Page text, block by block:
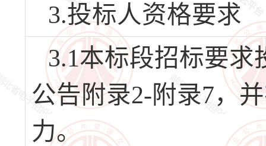
3.投标人资格要求
3.1本标段招标要
公告附录2-附录7，
力。